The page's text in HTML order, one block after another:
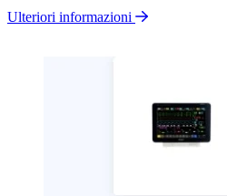
Ulteriori informazioni